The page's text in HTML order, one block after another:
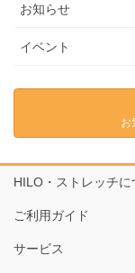
お知らせ
イベント
お
HILO・ストレッチに
ご利用ガイド
サービス